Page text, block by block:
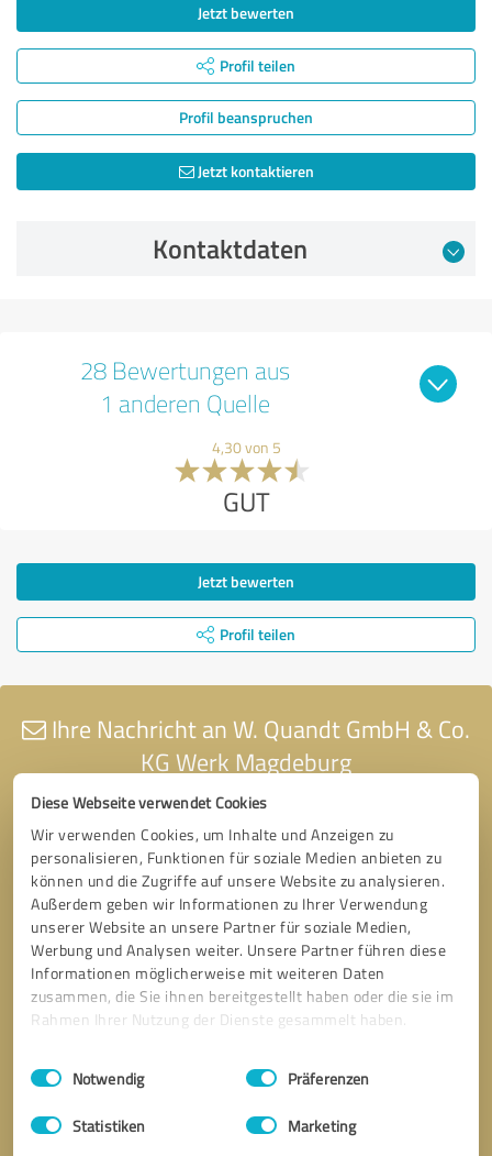
Diese Webseite verwendet Cookies
Wir verwenden Cookies, um Inhalte und Anzeigen zu
personalisieren, Funktionen für soziale Medien anbieten zu
können und die Zugriffe auf unsere Website zu analysieren.
Außerdem geben wir Informationen zu Ihrer Verwendung
unserer Website an unsere Partner für soziale Medien,
Werbung und Analysen weiter. Unsere Partner führen diese
Informationen möglicherweise mit weiteren Daten
zusammen, die Sie ihnen bereitgestellt haben oder die sie im
Rahmen Ihrer Nutzung der Dienste gesammelt haben.
Impressum Datenschutzbestimmungen
Einwilligungsauswahl
Notwendig Präferenzen
Statistiken Marketing
Jetzt bewerten
Profil teilen
Profil beanspruchen
Jetzt kontaktieren
Kontaktdaten
28 Bewertungen aus
1 anderen Quelle
4,30 von 5
GUT
Jetzt bewerten
Profil teilen
Ihre Nachricht an W. Quandt GmbH & Co.
KG Werk Magdeburg